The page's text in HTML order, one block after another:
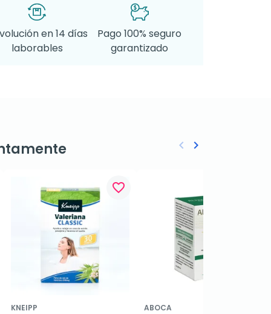
en 14 días
laborables
Pago 100% seguro
garantizado
favorite_border
KNEIPP ABOCA
Anterior
keyboard_arrow_left Siguiente
keyboard_arrow_right